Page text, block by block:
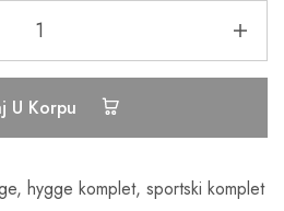
U Korpu
, hygge komplet, sportski komplet